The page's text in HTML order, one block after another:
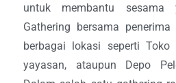
untuk membantu sesama
Gathering bersama
berbagai lokasi seperti
yayasan, ataupun Depo